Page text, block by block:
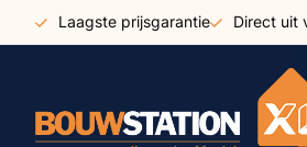
Ga
naar
Laagste prijsgarantie Direct uit